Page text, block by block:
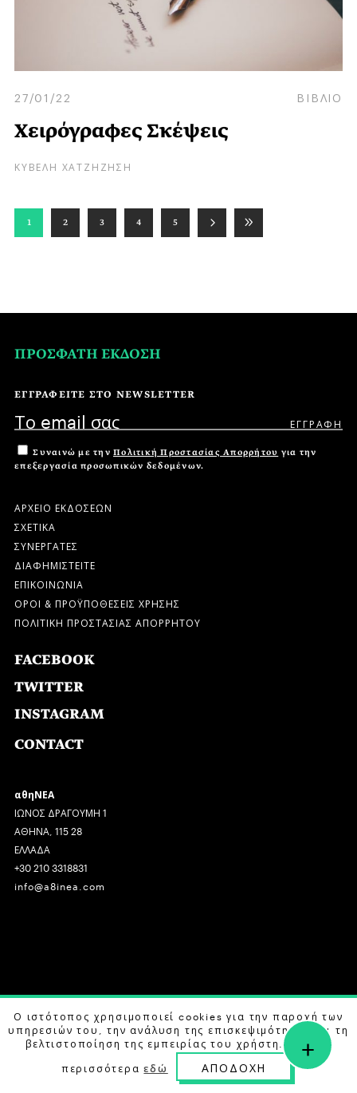
27/01/22 ΒΙΒΛΙΟ
Χειρόγραφες Σκέψεις
ΚΥΒΕΛΗ ΧΑΤΖΗΖΗΣΗ
1 2 3 4 5
ΠΡΟΣΦΑΤΗ ΕΚΔΟΣΗ
ΕΓΓΡΑΦΕΙΤΕ ΣΤΟ NEWSLETTER
Συναινώ με την Πολιτική Προστασίας Απορρήτου για την
επεξεργασία προσωπικών δεδομένων.
ΑΡΧΕΙΟ ΕΚΔΟΣΕΩΝ
ΣΧΕΤΙΚΑ
ΣΥΝΕΡΓΑΤΕΣ
ΔΙΑΦΗΜΙΣΤΕΙΤΕ
ΕΠΙΚΟΙΝΩΝΙΑ
ΟΡΟΙ & ΠΡΟΫΠΟΘΕΣΕΙΣ ΧΡΗΣΗΣ
ΠΟΛΙΤΙΚΗ ΠΡΟΣΤΑΣΙΑΣ ΑΠΟΡΡΗΤΟΥ
FACEBOOK
TWITTER
INSTAGRAM
CONTACT
αθηΝΕΑ
ΙΩΝΟΣ ΔΡΑΓΟΥΜΗ 1
ΑΘΗΝΑ, 115 28
ΕΛΛΑΔΑ
+30 210 3318831
info@a8inea.com
COPYRIGHT © 2026 αθηΝΕΑ, ALL RIGHTS RESERVED.
DESIGN BY G DESIGN STUDIO. DEVELOPED BYB LABS
Ο ιστότοπος χρησιμοποιεί cookies για την παροχή των
υπηρεσιών του, την ανάλυση της επισκεψιμότητας και τη
βελτιστοποίηση της εμπειρίας του χρήστη. Μάθετε
περισσότεραεδώ ΑΠΟΔΟΧΗ
+